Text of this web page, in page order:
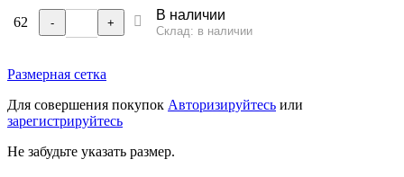
62 - + В наличии
Склад: в наличии
Размерная сетка
Для совершения покупок Авторизируйтесь или
зарегистрируйтесь
Не забудьте указать размер.